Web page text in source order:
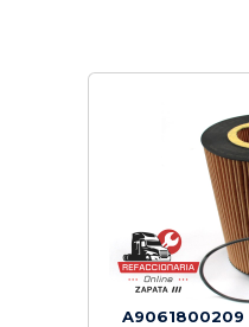
A9061800209